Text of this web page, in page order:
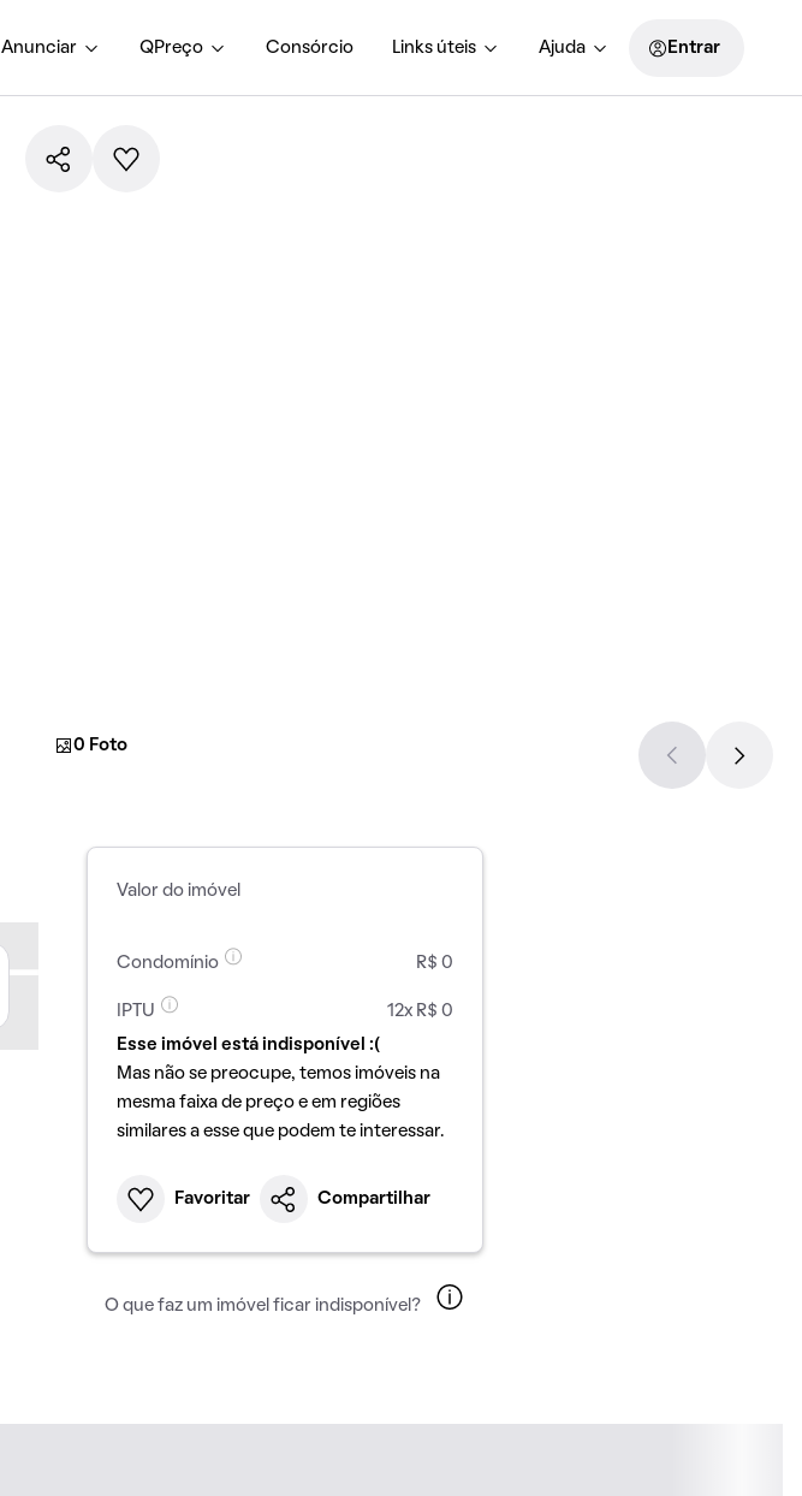
Anunciar QPreço Consórcio Links úteis Ajuda Entrar
0 Foto
Valor do imóvel
Condomínio R$ 0
IPTU
12x R$ 0
Esse imóvel está indisponível :(
Mas não se preocupe, temos imóveis na
mesma faixa de preço e em regiões
similares a esse que podem te interessar.
Favoritar Compartilhar
O que faz um imóvel ficar indisponível?